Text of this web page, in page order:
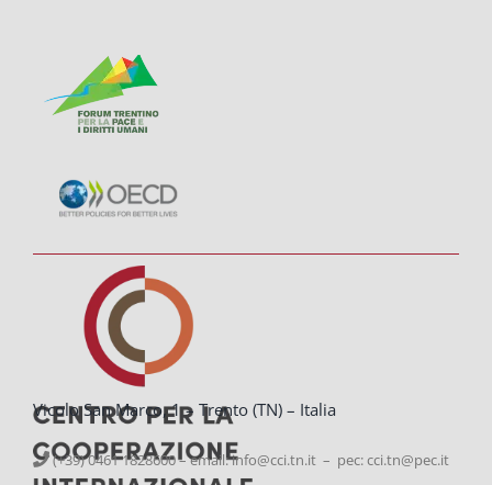
Vicolo San Marco, 1 – Trento (TN) – Italia
(+39) 0461 1828600 – email:info@cci.tn.it – pec: cci.tn@pec.it